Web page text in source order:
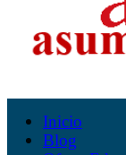
Inicio
Blog